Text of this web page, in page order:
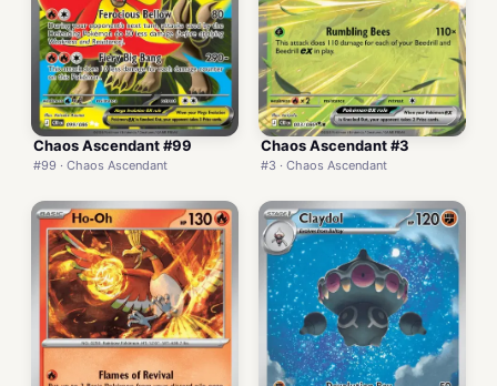
Chaos Ascendant #99
#99 · Chaos Ascendant
Chaos Ascendant #3
#3 · Chaos Ascendant